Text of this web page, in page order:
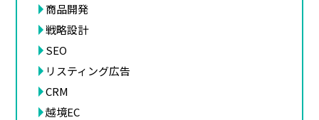
商品開発
戦略設計
SEO
リスティング広告
CRM
越境EC